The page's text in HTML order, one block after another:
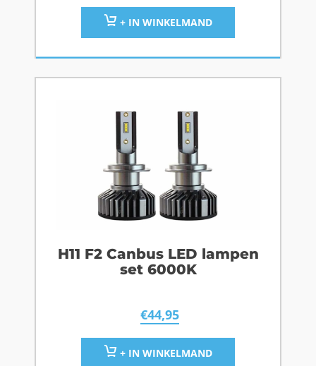
+ IN WINKELMAND
H11 F2 Canbus LED lampen
set 6000K
€44,95
+ IN WINKELMAND